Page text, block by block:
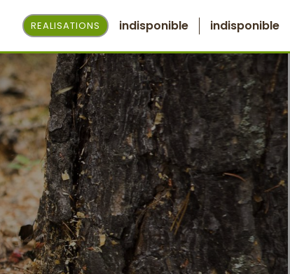
REALISATIONS indisponible indisponible